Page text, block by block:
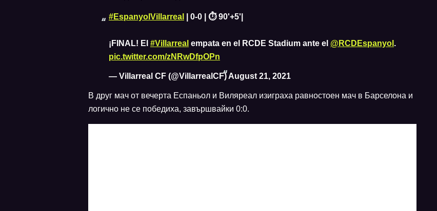
#EspanyolVillarreal | 0-0 | ⏱️ 90'+5'|
¡FINAL! El #Villarreal empata en el RCDE Stadium ante el @RCDEspanyol .
pic.twitter.com/zNRwDfpOPn
— Villarreal CF (@VillarrealCF) August 21, 2021
В друг мач от вечерта Еспаньол и Виляреал изиграха равностоен мач в Барселона и
логично не се победиха, завършвайки 0:0.